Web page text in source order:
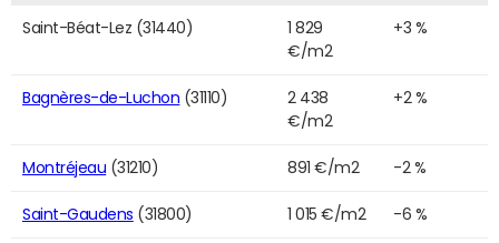
Saint-Béat-Lez (31440)
1 829
€/m2
+3 %
Bagnères-de-Luchon (31110)
2 438
€/m2
+2 %
Montréjeau (31210) 891 €/m2 -2 %
Saint-Gaudens (31800) 1 015 €/m2 -6 %